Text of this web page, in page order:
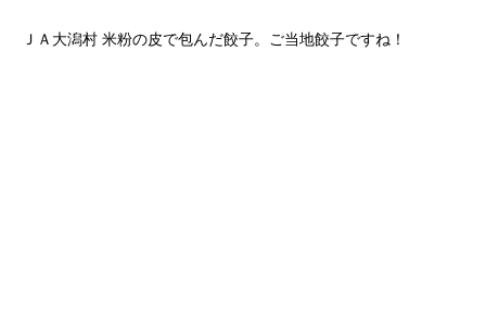
ＪＡ大潟村 米粉の皮で包んだ餃子。ご当地餃子ですね！